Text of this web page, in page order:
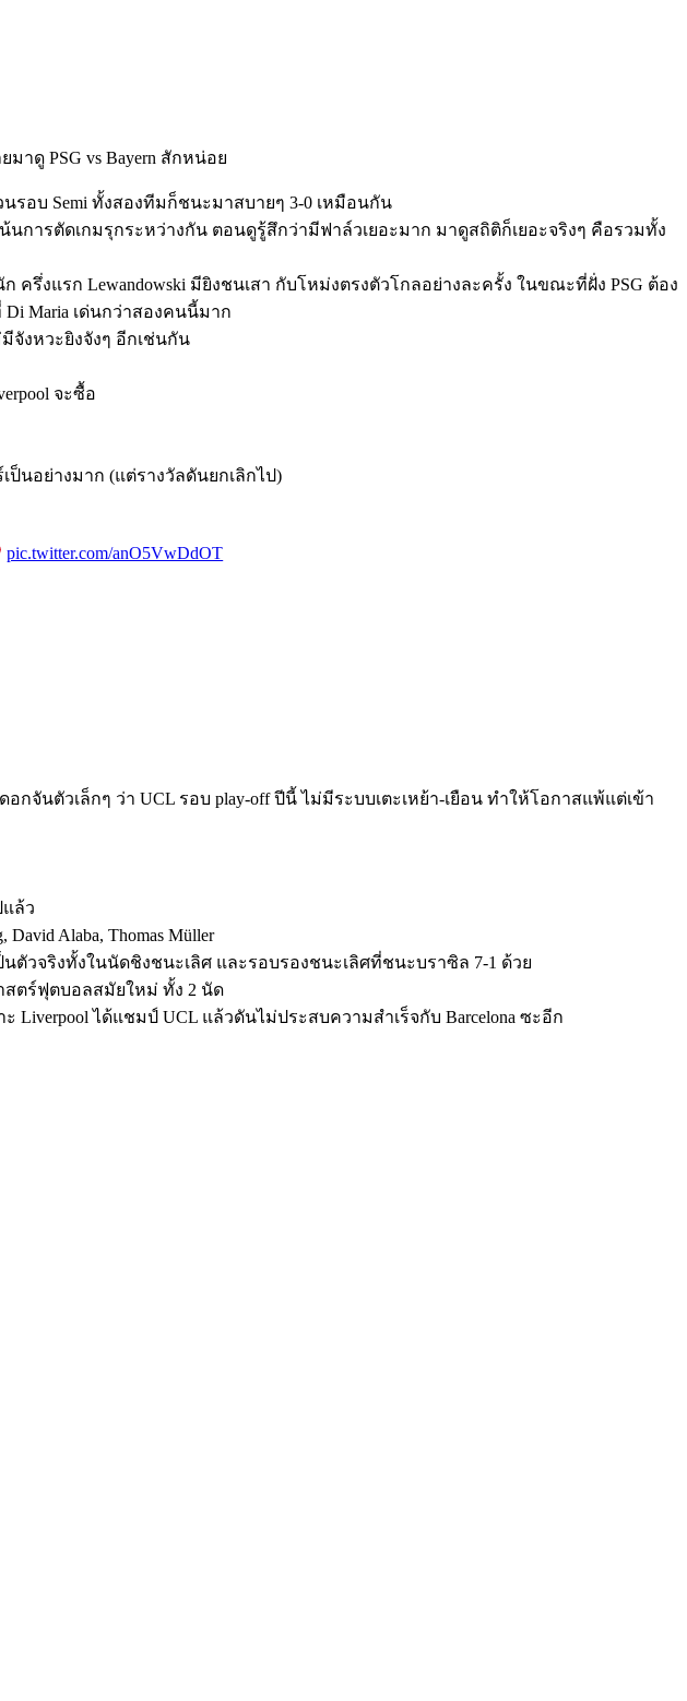
าดู PSG vs Bayern สักหน่อย
นรอบ Semi ทั้งสองทีมก็ชนะมาสบายๆ 3-0 เหมือนกัน
การตัดเกมรุกระหว่างกัน ตอนดูรู้สึกว่ามีฟาล์วเยอะมาก มาดูสถิติก็เยอะจริงๆ คือรวมทั้ง
ครึ่งแรก Lewandowski มียิงชนเสา กับโหม่งตรงตัวโกลอย่างละครั้ง ในขณะที่ฝั่ง PSG ต้อง
Maria เด่นกว่าสองคนนี้มาก
จังหวะยิงจังๆ อีกเช่นกัน
จะซื้อ
ป็นอย่างมาก (แต่รางวัลดันยกเลิกไป)
pic.twitter.com/anO5VwDdOT
จันตัวเล็กๆ ว่า UCL รอบ play-off ปีนี้ ไม่มีระบบเตะเหย้า-เยือน ทำให้โอกาสแพ้แต่เข้า
แล้ว
Alaba, Thomas Müller
ตัวจริงทั้งในนัดชิงชนะเลิศ และรอบรองชนะเลิศที่ชนะบราซิล 7-1 ด้วย
สตร์ฟุตบอลสมัยใหม่ ทั้ง 2 นัด
Liverpool ได้แชมป์ UCL แล้วดันไม่ประสบความสำเร็จกับ Barcelona ซะอีก